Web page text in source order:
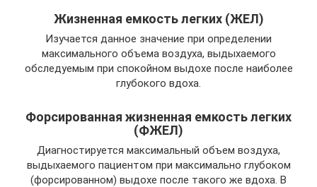
Жизненная емкость легких (ЖЕЛ)
Изучается данное значение при определении
максимального объема воздуха, выдыхаемого
обследуемым при спокойном выдохе после наиболее
глубокого вдоха.
Форсированная жизненная емкость легких
(ФЖЕЛ)
Диагностируется максимальный объем воздуха,
выдыхаемого пациентом при максимально глубоком
(форсированном) выдохе после такого же вдоха. В